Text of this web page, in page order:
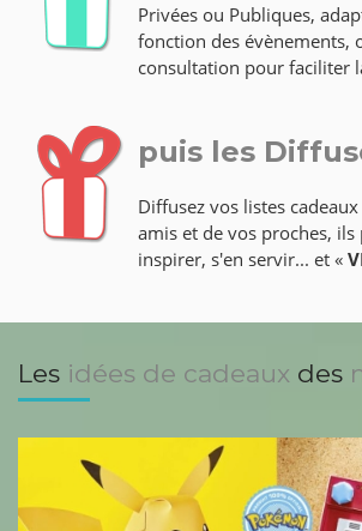
Privées ou Publiques,
fonction des évènements,
consultation pour faciliter
puis les
Diffusez vos listes
amis et de vos proches,
inspirer, s'en servir... et «
Les idées de cadeaux des